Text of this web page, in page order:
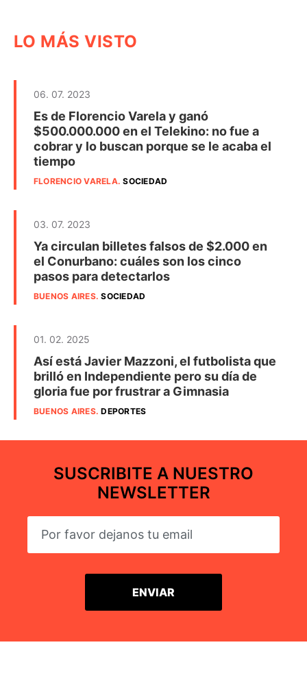
LO MÁS VISTO
06. 07. 2023
Es de Florencio Varela y ganó
$500.000.000 en el Telekino: no fue a
cobrar y lo buscan porque se le acaba el
tiempo
FLORENCIO VARELA.SOCIEDAD
03. 07. 2023
Ya circulan billetes falsos de $2.000 en
el Conurbano: cuáles son los cinco
pasos para detectarlos
BUENOS AIRES.SOCIEDAD
01. 02. 2025
Así está Javier Mazzoni, el futbolista que
brilló en Independiente pero su día de
gloria fue por frustrar a Gimnasia
BUENOS AIRES.DEPORTES
SUSCRIBITE A NUESTRO
NEWSLETTER